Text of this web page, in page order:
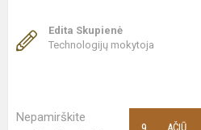
Edita Skupienė
Technologijų mokytoja
Nepamirškite
AČIŪ